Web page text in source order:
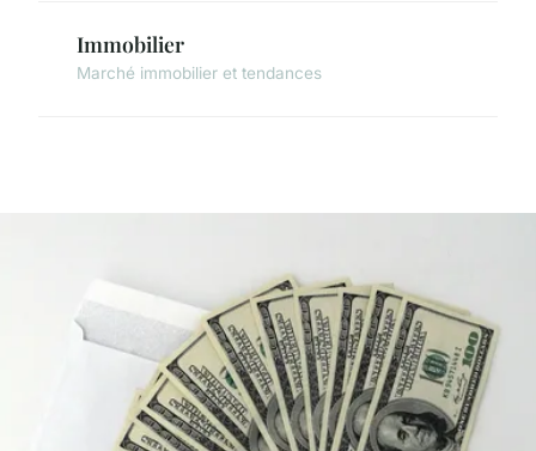
Immobilier
Marché immobilier et tendances